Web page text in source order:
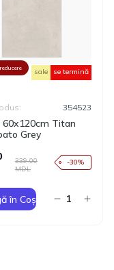
sale se termină
60x120cm Titan
Grey
354523
339.00
MDL
-30%
în Coș